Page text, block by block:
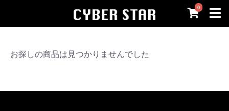
0
お探しの商品は見つかりませんでした